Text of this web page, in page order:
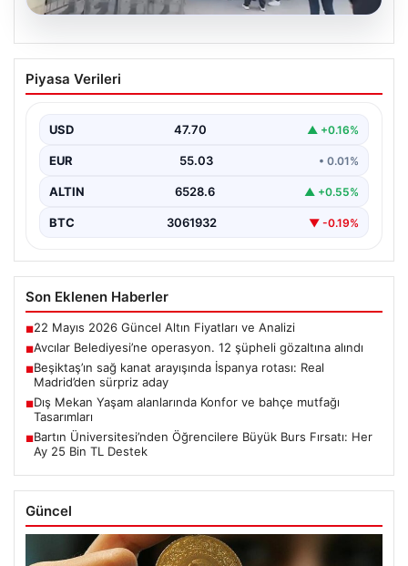
05.08.2026
Avcılar Belediyesi’ne operasyon. 12
şüpheli gözaltına alındı
Piyasa Verileri
USD 47.70 ▲ +0.16%
EUR 55.03 • 0.01%
ALTIN 6528.6 ▲ +0.55%
BTC 3061932 ▼ -0.19%
Son Eklenen Haberler
■22 Mayıs 2026 Güncel Altın Fiyatları ve Analizi
■Avcılar Belediyesi’ne operasyon. 12 şüpheli gözaltına alındı
■Beşiktaş’ın sağ kanat arayışında İspanya rotası: Real
Madrid’den sürpriz aday
■Dış Mekan Yaşam alanlarında Konfor ve bahçe mutfağı
Tasarımları
■Bartın Üniversitesi’nden Öğrencilere Büyük Burs Fırsatı: Her
Ay 25 Bin TL Destek
Güncel